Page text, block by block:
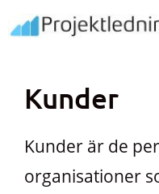
Hoppa
till
Kunder
Kunder är de
organisationer